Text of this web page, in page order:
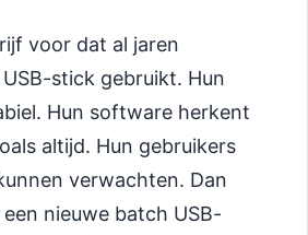
voor dat al jaren
stick gebruikt. Hun
Hun software herkent
altijd. Hun gebruikers
verwachten. Dan
nieuwe batch USB-